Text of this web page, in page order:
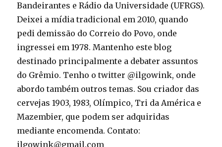
Bandeirantes e Rádio da Universidade (UFRGS).
Deixei a mídia tradicional em 2010, quando
pedi demissão do Correio do Povo, onde
ingressei em 1978. Mantenho este blog
destinado principalmente a debater assuntos
do Grêmio. Tenho o twitter @ilgowink, onde
abordo também outros temas. Sou criador das
cervejas 1903, 1983, Olímpico, Tri da América e
Mazembier, que podem ser adquiridas
mediante encomenda. Contato:
ilgowink@gmail.com